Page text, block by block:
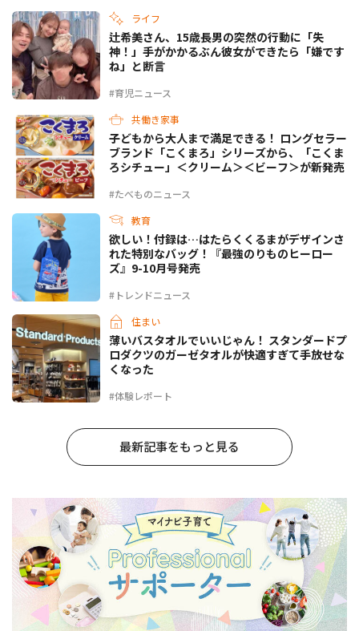
ライフ
#育児ニュース
辻希美さん、15歳長男の突然の行動に「失
神！」手がかかるぶん彼女ができたら「嫌です
ね」と断言
共働き家事
#たべものニュース
子どもから大人まで満足できる！ ロングセラー
ブランド「こくまろ」シリーズから、「こくま
ろシチュー」＜クリーム＞＜ビーフ＞が新発売
教育
#トレンドニュース
欲しい！付録は…はたらくくるまがデザインさ
れた特別なバッグ！『最強のりものヒーロー
ズ』9-10月号発売
住まい
#体験レポート
薄いバスタオルでいいじゃん！ スタンダードプ
ロダクツのガーゼタオルが快適すぎて手放せな
くなった
最新記事をもっと見る